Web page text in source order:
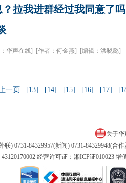
？拉我进群经过我同意了
华声在线] [作者：何金燕] [编辑：洪晓懿]
一页 [13] [14] [15] [16] [17]
关于华
联) 0731-84329957(新闻) 0731-84329948(合
经营许可证：湘ICP证010023